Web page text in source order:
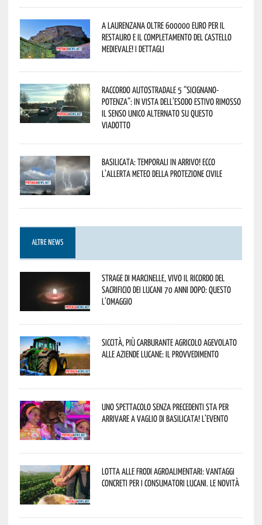
A Laurenzana oltre 600000 euro per il
restauro e il completamento del Castello
Medievale! I dettagli
Raccordo Autostradale 5 “Sicignano-
Potenza”: in vista dell’esodo estivo rimosso
il senso unico alternato su questo
viadotto
Basilicata: temporali in arrivo! Ecco
l’allerta meteo della Protezione civile
ALTRE NEWS
Strage di Marcinelle, vivo il ricordo del
sacrificio dei lucani 70 anni dopo: questo
l’omaggio
Siccità, più carburante agricolo agevolato
alle aziende lucane: il provvedimento
Uno spettacolo senza precedenti sta per
arrivare a Vaglio di Basilicata! L’evento
Lotta alle frodi agroalimentari: vantaggi
concreti per i consumatori lucani. Le novità